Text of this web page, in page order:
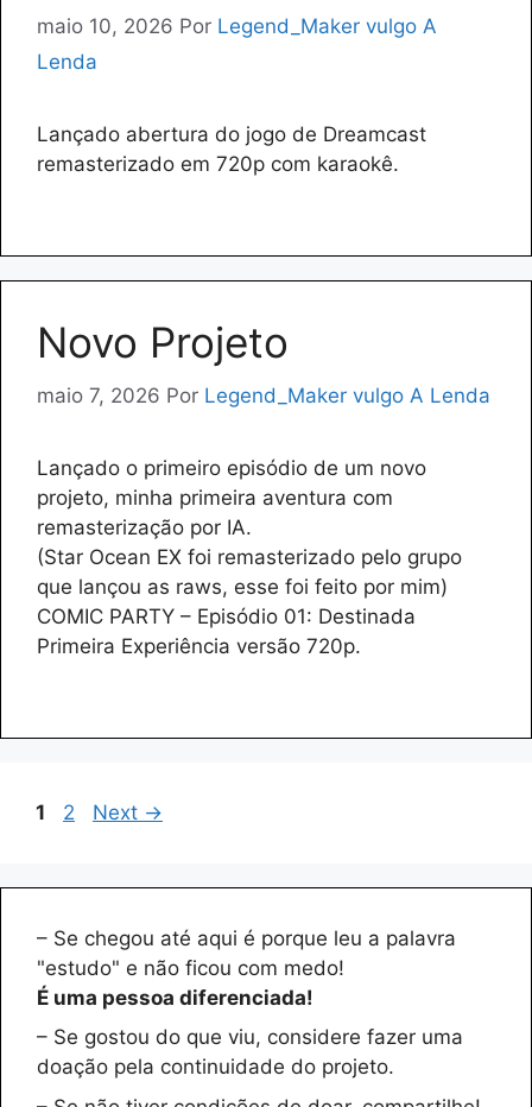
maio 10, 2026 Por Legend_Maker vulgo A
Lenda
Lançado abertura do jogo de Dreamcast
remasterizado em 720p com karaokê.
Novo Projeto
maio 7, 2026 Por Legend_Maker vulgo A Lenda
Lançado o primeiro episódio de um novo
projeto, minha primeira aventura com
remasterização por IA.
(Star Ocean EX foi remasterizado pelo grupo
que lançou as raws, esse foi feito por mim)
COMIC PARTY – Episódio 01: Destinada
Primeira Experiência versão 720p.
Page
1 Page
2 Next →
– Se chegou até aqui é porque leu a palavra
"estudo" e não ficou com medo!
É uma pessoa diferenciada!
– Se gostou do que viu, considere fazer uma
doação pela continuidade do projeto.